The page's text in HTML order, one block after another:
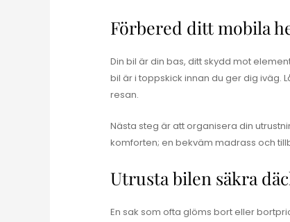
Förbered ditt mobila
Din bil är din bas, ditt skydd mot
bil är i toppskick innan du ger dig iväg.
resan.
Nästa steg är att organisera din
komforten; en bekväm madrass och
Utrusta bilen säkra
En sak som ofta glöms bort eller